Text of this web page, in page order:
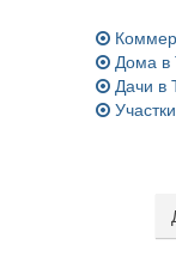
Дома в
Дачи в